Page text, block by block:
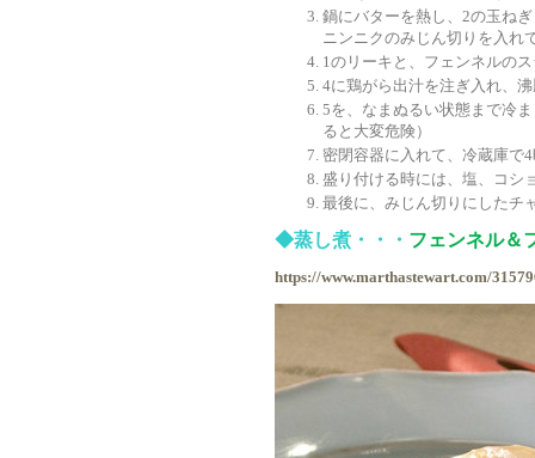
鍋にバターを熱し、2の玉ね
ニンニクのみじん切りを入れ
1のリーキと、フェンネルの
4に鶏がら出汁を注ぎ入れ、
5を、なまぬるい状態まで冷
ると大変危険）
密閉容器に入れて、冷蔵庫で
盛り付ける時には、塩、コシ
最後に、みじん切りにしたチ
◆蒸し煮・・・ フェンネル＆
https://www.marthastewart.com/